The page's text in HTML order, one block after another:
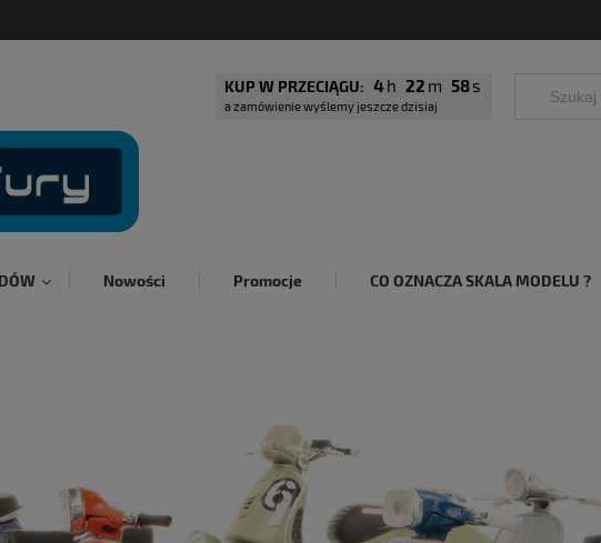
KUP W PRZECIĄGU: 4 22 56
a zamówienie wyślemy jeszcze dzisiaj
Nowości Promocje CO OZNACZA SKALA MODELU ?